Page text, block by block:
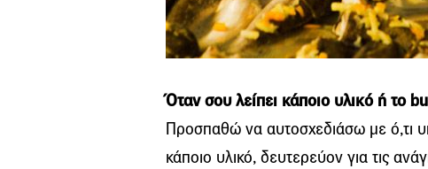
Όταν σου λείπει κάποιο υλικό ή το
Προσπαθώ να αυτοσχεδιάσω με ό,τι
κάποιο υλικό, δευτερεύον για τις